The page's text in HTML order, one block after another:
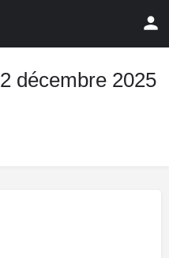
décembre 2025